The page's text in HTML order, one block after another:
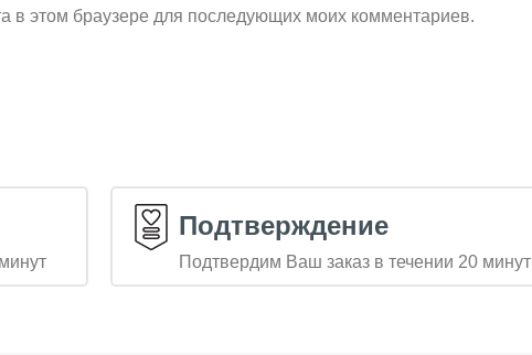
в этом браузере для последующих моих комментариев.
Подтверждение
Подтвердим Ваш заказ в течении 20 минут